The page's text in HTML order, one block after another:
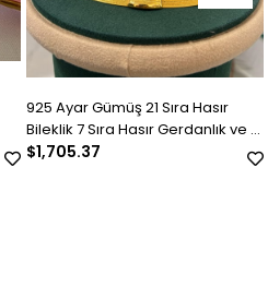
925 Ayar Gümüş 21 Sıra Hasır
Bileklik 7 Sıra Hasır Gerdanlık ve 7
Sıra Katlamalı Küpe Set
$1,705.37